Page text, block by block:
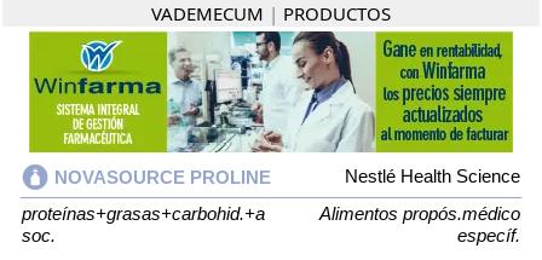
VADEMECUM | PRODUCTOS
NOVASOURCE PROLINE
Nestlé Health Science
proteínas+grasas+carbohid.+a
soc.
Alimentos propós.médico
específ.